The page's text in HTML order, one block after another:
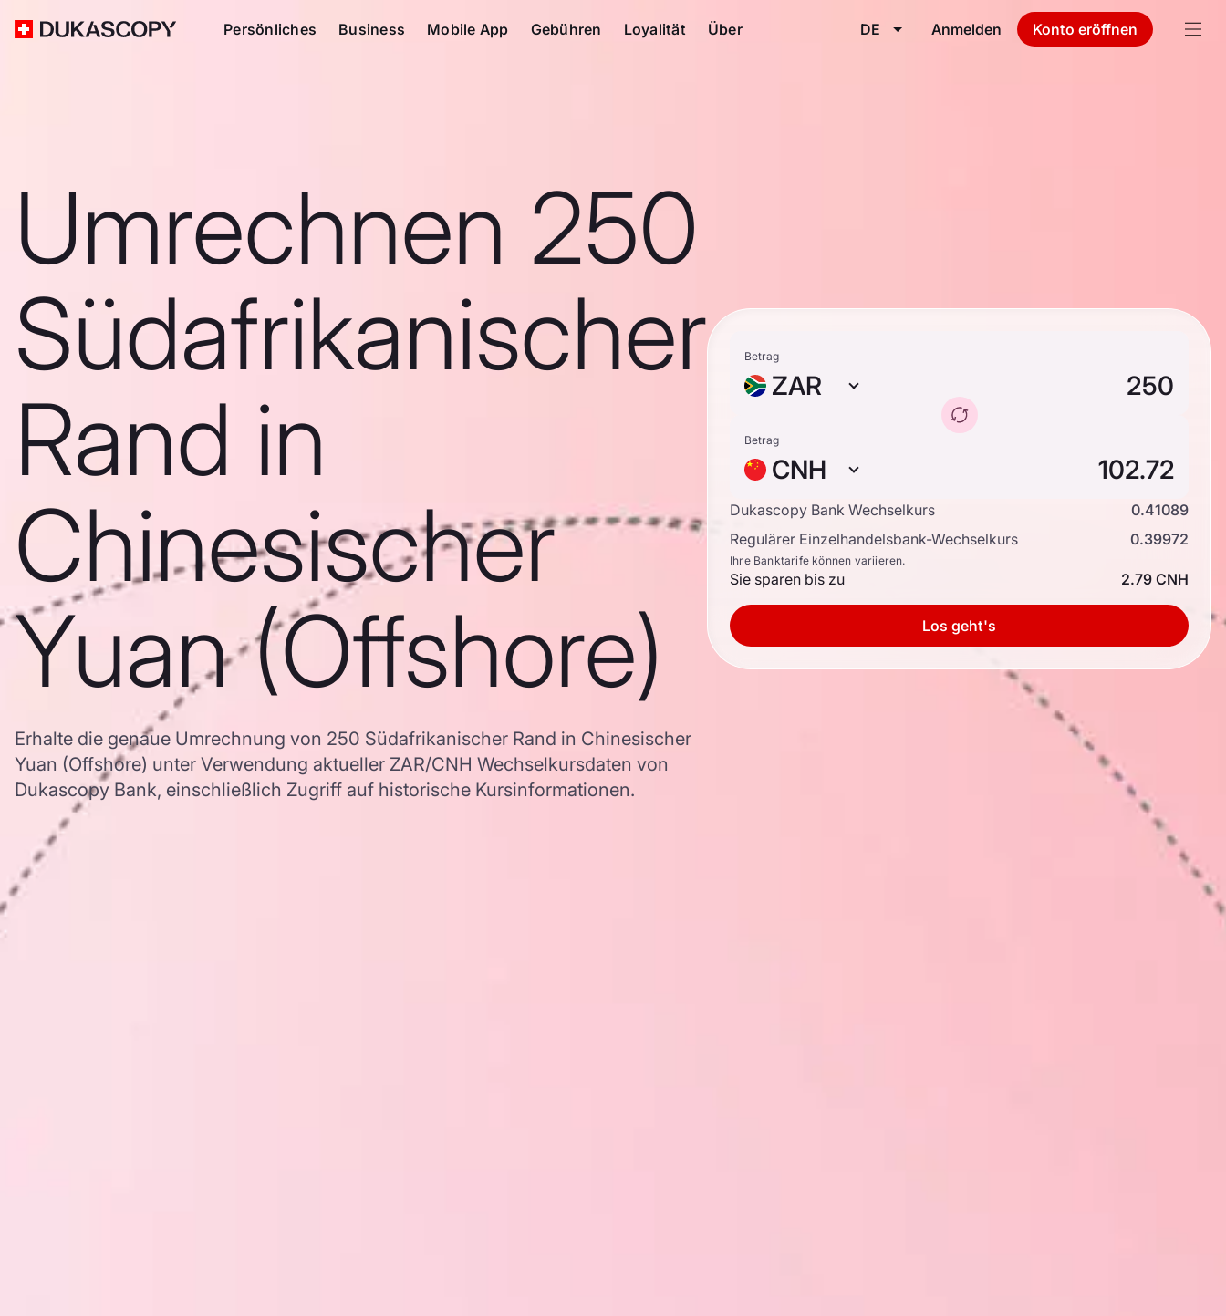
Persönliches Business Mobile App Gebühren Loyalität Über DE Anmelden Konto eröffnen
Umrechnen 250
Südafrikanischer
Rand in
Chinesischer
Yuan (Offshore)
Erhalte die genaue Umrechnung von 250 Südafrikanischer Rand in Chinesischer
Yuan (Offshore) unter Verwendung aktueller ZAR/CNH Wechselkursdaten von
Dukascopy Bank, einschließlich Zugriff auf historische Kursinformationen.
Betrag
ZAR
Betrag
CNH
Dukascopy Bank Wechselkurs
0.41089
Regulärer Einzelhandelsbank-Wechselkurs
0.39972
Ihre Banktarife können variieren.
Sie sparen bis zu 2.79 CNH
Los geht's